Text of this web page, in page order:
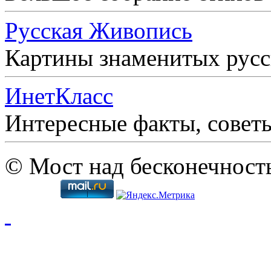
Русская Живопись
Картины знаменитых
ИнетКласс
Интересные факты,
© Мост над